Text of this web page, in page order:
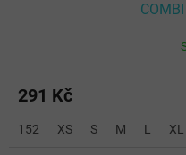
291 Kč
152 XS S M L XL